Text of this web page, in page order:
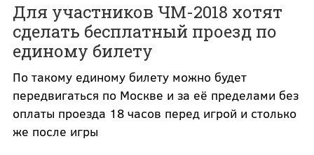
Для участников ЧМ-2018 хотят
сделать бесплатный проезд по
единому билету
По такому единому билету можно будет
передвигаться по Москве и за её пределами без
оплаты проезда 18 часов перед игрой и столько
же после игры